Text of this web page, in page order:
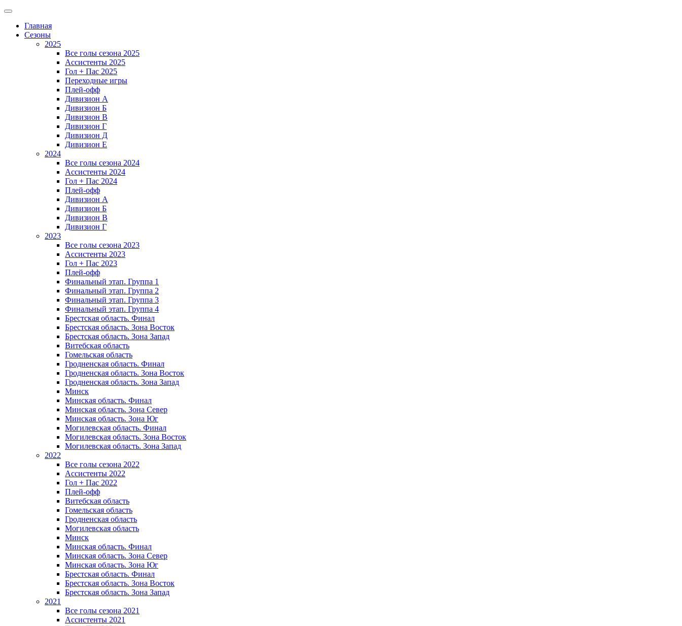
Главная
Сезоны
2025
Все голы сезона 2025
Ассистенты 2025
Гол + Пас 2025
Переходные игры
Плей-офф
Дивизион A
Дивизион Б
Дивизион В
Дивизион Г
Дивизион Д
Дивизион Е
2024
Все голы сезона 2024
Ассистенты 2024
Гол + Пас 2024
Плей-офф
Дивизион A
Дивизион Б
Дивизион В
Дивизион Г
2023
Все голы сезона 2023
Ассистенты 2023
Гол + Пас 2023
Плей-офф
Финальный этап. Группа 1
Финальный этап. Группа 2
Финальный этап. Группа 3
Финальный этап. Группа 4
Брестская область. Финал
Брестская область. Зона Восток
Брестская область. Зона Запад
Витебская область
Гомельская область
Гродненская область. Финал
Гродненская область. Зона Восток
Гродненская область. Зона Запад
Минск
Минская область. Финал
Минская область. Зона Север
Минская область. Зона Юг
Могилевская область. Финал
Могилевская область. Зона Восток
Могилевская область. Зона Запад
2022
Все голы сезона 2022
Ассистенты 2022
Гол + Пас 2022
Плей-офф
Витебская область
Гомельская область
Гродненская область
Могилевская область
Минск
Mинская область. Финал
Минская область. Зона Север
Минская область. Зона Юг
Брестская область. Финал
Брестская область. Зона Восток
Брестская область. Зона Запад
2021
Все голы сезона 2021
Ассистенты 2021